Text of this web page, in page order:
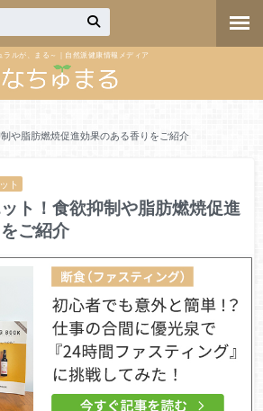
ラルが、まる～｜自然派健康情報メディア
や脂肪燃焼促進効果のある香りをご紹介
ト
ト！食欲抑制や脂肪燃焼促進
ご紹介